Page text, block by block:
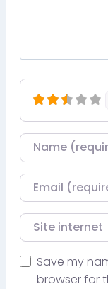
Nom
Courriel
Site internet
Save my
browser for